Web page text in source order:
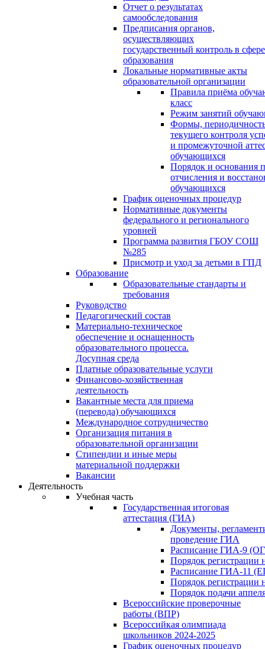
Отчет о результатах
самообследования
Предписания органов,
осуществляющих
государственный контроль в сфере
образования
Локальные нормативные акты
образовательной организации
Правила приёма
класс
Режим занятий
Формы,
текущего контроля
и промежуточной
обучающихся
Порядок и основания
отчисления и
обучающихся
График оценочных процедур
Нормативные документы
федерального и регионального
уровней
Программа развития ГБОУ СОШ
№285
Присмотр и уход за детьми в ГПД
Образование
Образовательные стандарты и
требования
Руководство
Педагогический состав
Материально-техническое
обеспечение и оснащенность
образовательного процесса.
Досупная среда
Платные образовательные услуги
Финансово-хозяйственная
деятельность
Вакантные места для приема
(перевода) обучающихся
Международное сотрудничество
Организация питания в
образовательной организации
Стипендии и иные меры
материальной поддержки
Вакансии
Деятельность
Учебная часть
Государственная итоговая
аттестация (ГИА)
Документы,
проведение ГИА
Расписание ГИА-9
Порядок регистрации
Расписание ГИА-11
Порядок регистрации
Порядок подачи
Всероссийские проверочные
работы (ВПР)
Всероссийкая олимпиада
школьников 2024-2025
График оценочных процедур